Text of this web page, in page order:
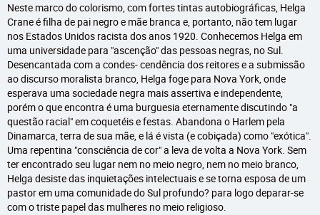
Neste marco do colorismo, com fortes tintas autobiográficas, Helga
Crane é filha de pai negro e mãe branca e, portanto, não tem lugar
nos Estados Unidos racista dos anos 1920. Conhecemos Helga em
uma universidade para "ascenção" das pessoas negras, no Sul.
Desencantada com a condes- cendência dos reitores e a submissão
ao discurso moralista branco, Helga foge para Nova York, onde
esperava uma sociedade negra mais assertiva e independente,
porém o que encontra é uma burguesia eternamente discutindo "a
questão racial" em coquetéis e festas. Abandona o Harlem pela
Dinamarca, terra de sua mãe, e lá é vista (e cobiçada) como "exótica".
Uma repentina "consciência de cor" a leva de volta a Nova York. Sem
ter encontrado seu lugar nem no meio negro, nem no meio branco,
Helga desiste das inquietações intelectuais e se torna esposa de um
pastor em uma comunidade do Sul profundo? para logo deparar-se
com o triste papel das mulheres no meio religioso.